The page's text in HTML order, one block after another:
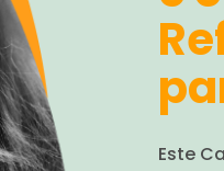
Este